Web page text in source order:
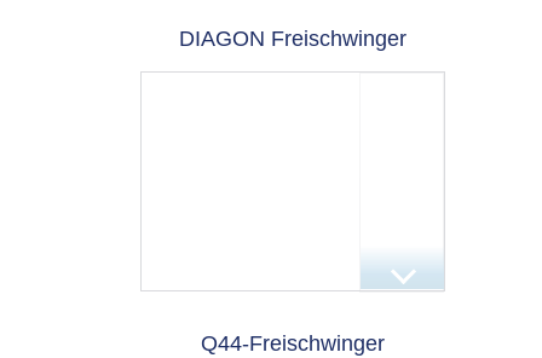
DIAGON Freischwinger
Q44-Freischwinger